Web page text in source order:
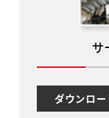
サ
ダウンロー